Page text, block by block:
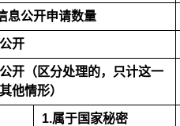
息公开申请数量
开
公开（区分处理的，只计这一
他情形）
1.属于国家秘密